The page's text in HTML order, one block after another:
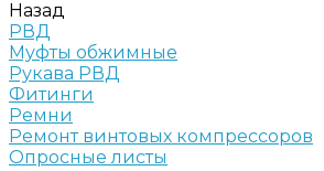
Назад
РВД
Муфты обжимные
Рукава РВД
Фитинги
Ремни
Ремонт винтовых компрессоров
Опросные листы